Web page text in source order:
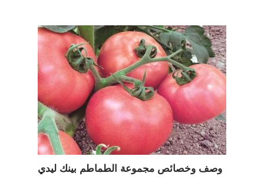
وصف وخصائص مجموعة الطماطم بينك ليدي